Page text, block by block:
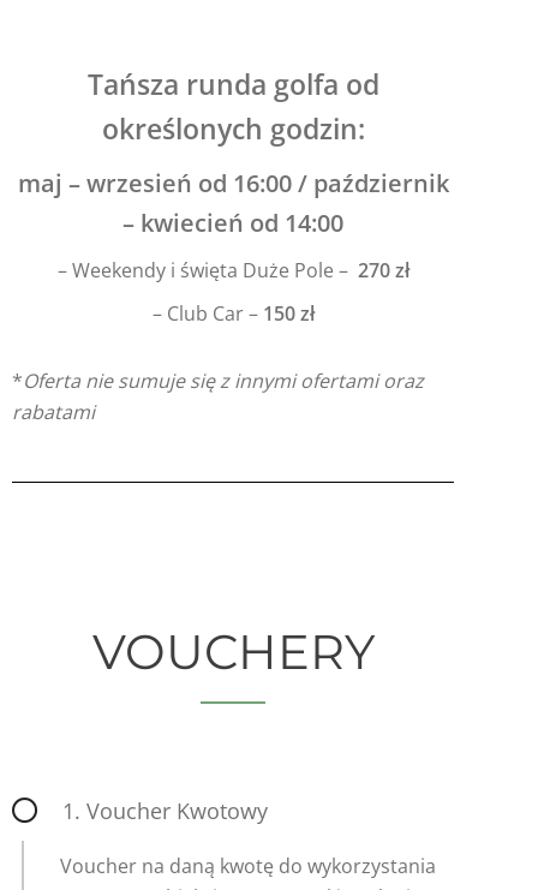
Tańsza runda golfa od
określonych godzin:
maj – wrzesień od 16:00 / październik
– kwiecień od 14:00
– Weekendy i święta Duże Pole – 270 zł
– Club Car – 150 zł
*Oferta nie sumuje się z innymi ofertami oraz
rabatami
VOUCHERY
1. Voucher Kwotowy
Voucher na daną kwotę do wykorzystania